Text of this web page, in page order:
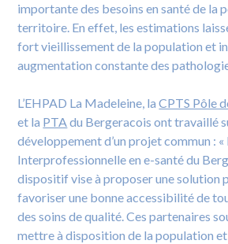
importante des besoins en santé de la
territoire. En effet, les estimations
fort vieillissement de la population et
augmentation constante des
L’EHPAD La Madeleine, laCPTS Pôle
et la PTAdu Bergeracois ont travaillé
développement d’un projet commun :
Interprofessionnelle en e-santé du
dispositif vise à proposer une solution
favoriser une bonne accessibilité de
des soins de qualité. Ces partenaires
mettre à disposition de la population